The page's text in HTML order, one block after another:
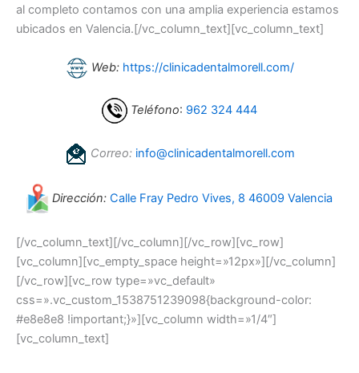
al completo contamos con una amplia experiencia estamos
ubicados en Valencia.[/vc_column_text][vc_column_text]
Web: https://clinicadentalmorell.com/
Teléfono: 962 324 444
Correo: info@clinicadentalmorell.com
Dirección: Calle Fray Pedro Vives, 8 46009 Valencia
[/vc_column_text][/vc_column][/vc_row][vc_row]
[vc_column][vc_empty_space height=»12px»][/vc_column]
[/vc_row][vc_row type=»vc_default»
css=».vc_custom_1538751239098{background-color:
#e8e8e8 !important;}»][vc_column width=»1/4″]
[vc_column_text]